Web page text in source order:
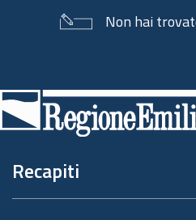
Non hai
di
pagina
Recapiti